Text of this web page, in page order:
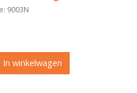
9003N
In winkelwagen